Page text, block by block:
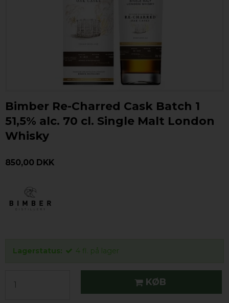
Bimber Re-Charred Cask Batch 1
51,5% alc. 70 cl. Single Malt London
Whisky
850,00 DKK
Lagerstatus: 4 fl. på lager
KØB